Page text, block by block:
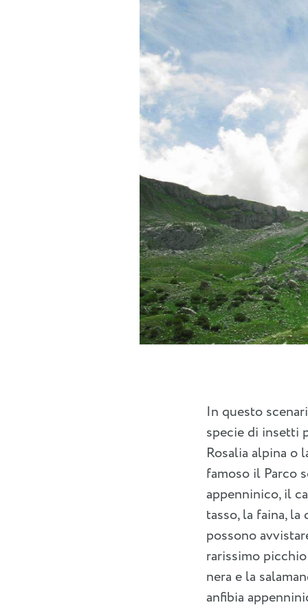
In questo
specie di insetti
Rosalia alpina o
famoso il Parco
appenninico, il
tasso, la faina,
possono
rarissimo
nera e la
anfibia